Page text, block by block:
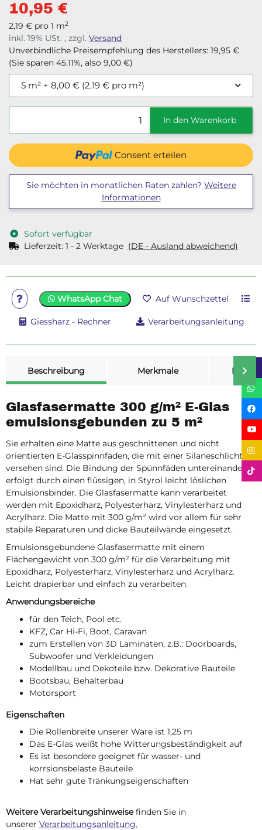
10,95 €
2,19 € pro 1 m2
inkl. 19% USt. , zzgl. Versand
Unverbindliche Preisempfehlung des Herstellers: 19,95 €
(Sie sparen 45.11%, also 9,00 €)
5 m² + 8,00 € (2,19 € pro m²)
In den Warenkorb
Consent erteilen
Sie möchten in monatlichen Raten zahlen? Weitere
Informationen
Sofort verfügbar
Lieferzeit: 1 - 2 Werktage (DE - Ausland abweichend)
WhatsApp Chat Auf Wunschzettel
Giessharz - Rechner Verarbeitungsanleitung
Beschreibung
Merkmale
Glasfasermatte 300 g/m² E-Glas
emulsionsgebunden zu 5 m²
Sie erhalten eine Matte aus geschnittenen und nicht
orientierten E-Glasspinnfäden, die mit einer Silaneschlichte
versehen sind. Die Bindung der Spünnfäden untereinander
erfolgt durch einen flüssigen, in Styrol leicht löslichen
Emulsionsbinder. Die Glasfasermatte kann verarbeitet
werden mit Epoxidharz, Polyesterharz, Vinylesterharz und
Acrylharz. Die Matte mit 300 g/m² wird vor allem für sehr
stabile Reparaturen und dicke Bauteilwände eingesetzt.
Emulsionsgebundene Glasfasermatte mit einem
Flächengewicht von 300 g/m² für die Verarbeitung mit
Epoxidharz, Polyesterharz, Vinylesterharz und Acrylharz.
Leicht drapierbar und einfach zu verarbeiten.
Anwendungsbereiche
für den Teich, Pool etc.
KFZ, Car Hi-Fi, Boot, Caravan
zum Erstellen von 3D Laminaten, z.B.: Doorboards,
Subwoofer und Verkleidungen
Modellbau und Dekoteile bzw. Dekorative Bauteile
Bootsbau, Behälterbau
Motorsport
Eigenschaften
Die Rollenbreite unserer Ware ist 1,25 m
Das E-Glas weißt hohe Witterungsbeständigkeit auf
Es ist besondere geeignet für wasser- und
korrsionsbelaste Bauteile
Hat sehr gute Tränkungseigenschaften
Weitere Verarbeitungshinweisefinden Sie in
unserer Verarbeitungsanleitung.